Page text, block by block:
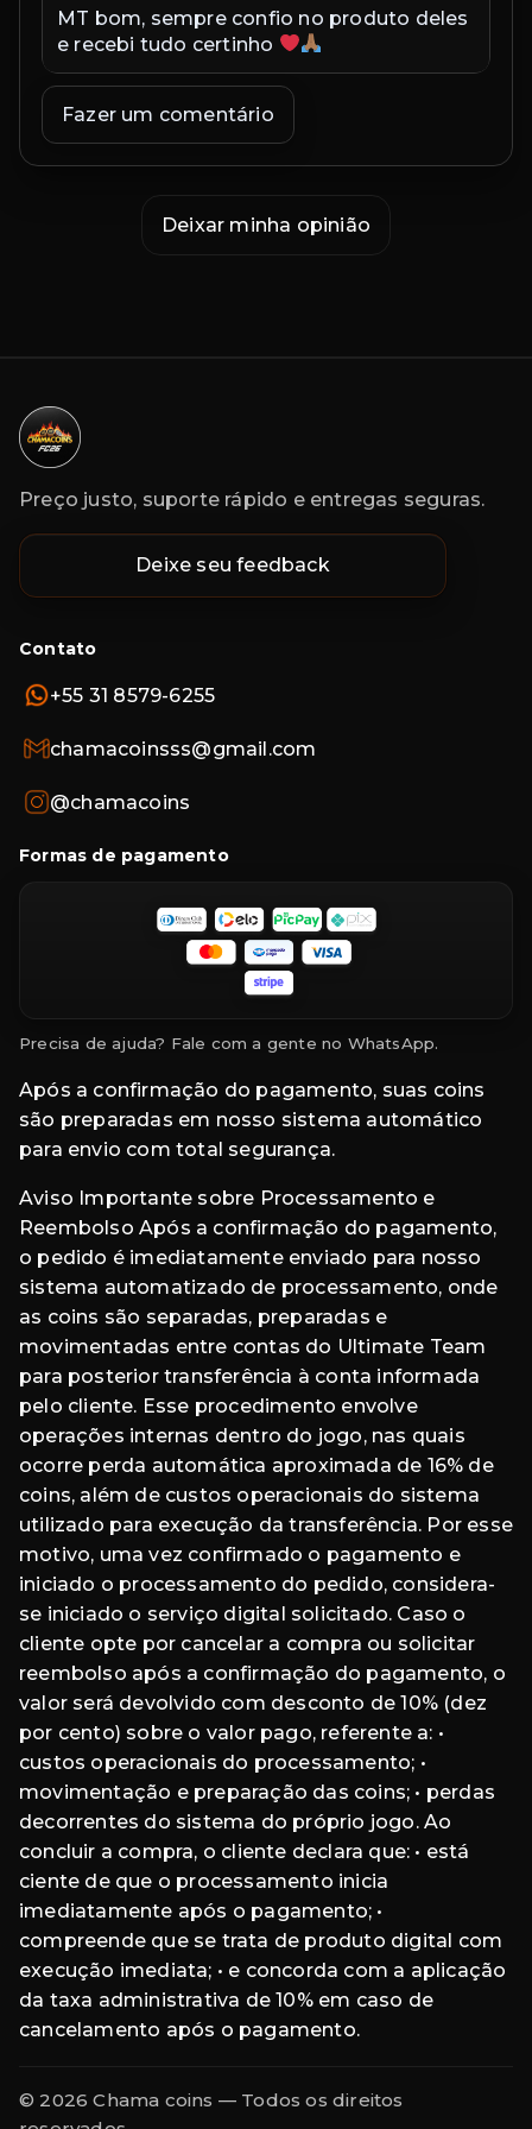
MT bom, sempre confio no produto deles
e recebi tudo certinho
Fazer um comentário
Deixar minha opinião
Preço justo, suporte rápido e entregas seguras.
Deixe seu feedback
Contato
+55 31 8579-6255
chamacoinsss@gmail.com
@chamacoins
Formas de pagamento
Precisa de ajuda? Fale com a gente no WhatsApp.
Após a confirmação do pagamento, suas coins
são preparadas em nosso sistema automático
para envio com total segurança.
Aviso Importante sobre Processamento e
Reembolso Após a confirmação do pagamento,
o pedido é imediatamente enviado para nosso
sistema automatizado de processamento, onde
as coins são separadas, preparadas e
movimentadas entre contas do Ultimate Team
para posterior transferência à conta informada
pelo cliente. Esse procedimento envolve
operações internas dentro do jogo, nas quais
ocorre perda automática aproximada de 16% de
coins, além de custos operacionais do sistema
utilizado para execução da transferência. Por esse
motivo, uma vez confirmado o pagamento e
iniciado o processamento do pedido, considera-
se iniciado o serviço digital solicitado. Caso o
cliente opte por cancelar a compra ou solicitar
reembolso após a confirmação do pagamento, o
valor será devolvido com desconto de 10% (dez
por cento) sobre o valor pago, referente a: •
custos operacionais do processamento; •
movimentação e preparação das coins; • perdas
decorrentes do sistema do próprio jogo. Ao
concluir a compra, o cliente declara que: • está
ciente de que o processamento inicia
imediatamente após o pagamento; •
compreende que se trata de produto digital com
execução imediata; • e concorda com a aplicação
da taxa administrativa de 10% em caso de
cancelamento após o pagamento.
© 2026 Chama coins — Todos os direitos